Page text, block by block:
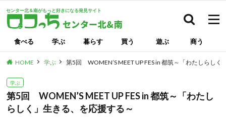
センター北＆南がもっと好きになる発見サイト
食べる 学ぶ 暮らす 買う 遊ぶ 商う
HOME 学ぶ 第5回 WOMEN’S MEET UP FES in 都筑～「わたしらしく
学ぶ
第5回 WOMEN’S MEET UP FES in 都筑～「わたし
らしく」生きる、を応援する～